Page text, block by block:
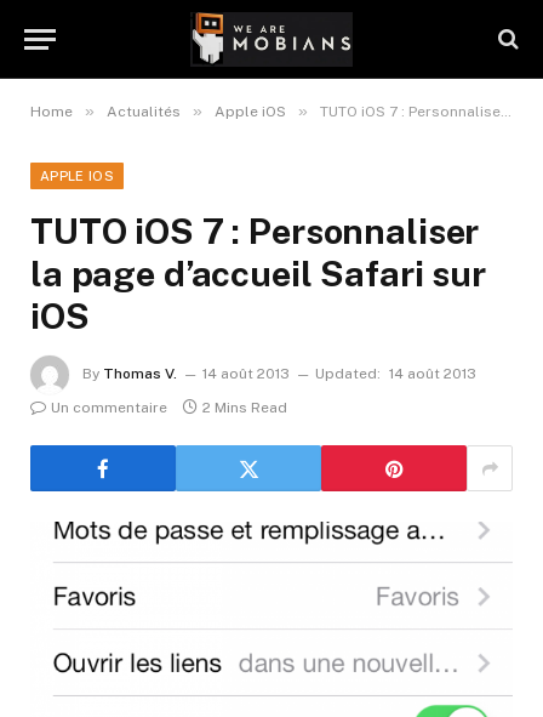
Home » Actualités » Apple iOS » TUTO iOS 7 : Personnaliser la page d’accueil Safari sur iOS
APPLE IOS
TUTO iOS 7 : Personnaliser
la page d’accueil Safari sur
iOS
By Thomas V. 14 août 2013 Updated: 14 août 2013
Un commentaire
2 Mins Read